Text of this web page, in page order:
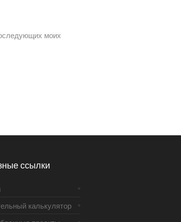
моих
ссылки
калькулятор